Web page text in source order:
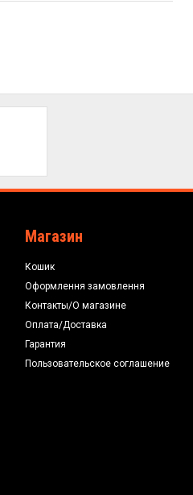
Магазин
Кошик
Оформлення замовлення
Контакты/О магазине
Оплата/Доставка
Гарантия
Пользовательское соглашение